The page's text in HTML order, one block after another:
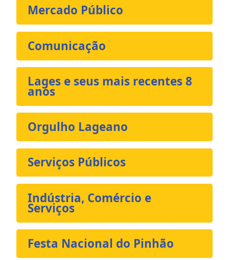
Mercado Público
Comunicação
Lages e seus mais recentes 8
anos
Orgulho Lageano
Serviços Públicos
Indústria, Comércio e
Serviços
Festa Nacional do Pinhão